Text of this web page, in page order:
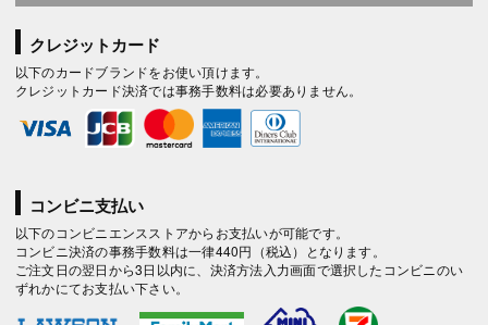
クレジットカード
以下のカードブランドをお使い頂けます。
クレジットカード決済では事務手数料は必要ありません。
コンビニ支払い
以下のコンビニエンスストアからお支払いが可能です。
コンビニ決済の事務手数料は一律440円（税込）となります。
ご注文日の翌日から3日以内に、決済方法入力画面で選択したコンビニのい
ずれかにてお支払い下さい。